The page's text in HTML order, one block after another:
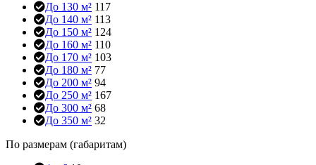
До 130 м² 117
До 140 м² 113
До 150 м² 124
До 160 м² 110
До 170 м² 103
До 180 м² 77
До 200 м² 94
До 250 м² 167
До 300 м² 68
До 350 м² 32
По размерам (габаритам)